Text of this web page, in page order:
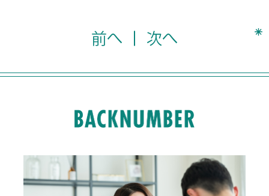
前へ 次へ